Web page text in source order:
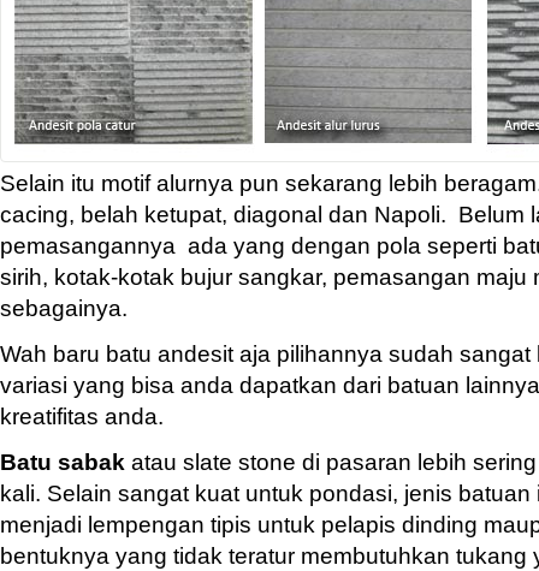
Selain itu motif alurnya pun sekarang lebih
cacing, belah ketupat, diagonal dan Napoli. Belum
pemasangannya ada yang dengan pola seperti
sirih, kotak-kotak bujur sangkar, pemasangan maju
sebagainya.
Wah baru batu andesit aja pilihannya sudah
variasi yang bisa anda dapatkan dari batuan
kreatifitas anda.
Batu sabak atau slate stone di pasaran lebih
kali. Selain sangat kuat untuk pondasi, jenis
menjadi lempengan tipis untuk pelapis dinding
bentuknya yang tidak teratur membutuhkan tukang